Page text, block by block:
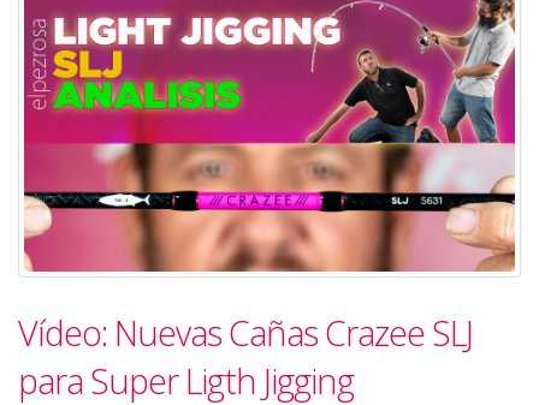
Vídeo: Nuevas Cañas Crazee SLJ
para Super Ligth Jigging